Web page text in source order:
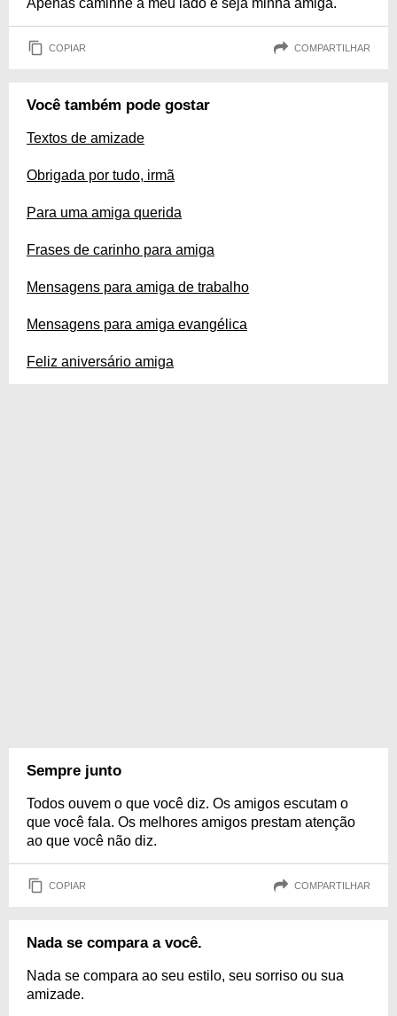
Apenas caminhe a meu lado e seja minha amiga.
COPIAR COMPARTILHAR
Você também pode gostar
Textos de amizade
Obrigada por tudo, irmã
Para uma amiga querida
Frases de carinho para amiga
Mensagens para amiga de trabalho
Mensagens para amiga evangélica
Feliz aniversário amiga
Sempre junto
Todos ouvem o que você diz. Os amigos escutam o
que você fala. Os melhores amigos prestam atenção
ao que você não diz.
COPIAR COMPARTILHAR
Nada se compara a você.
Nada se compara ao seu estilo, seu sorriso ou sua
amizade.